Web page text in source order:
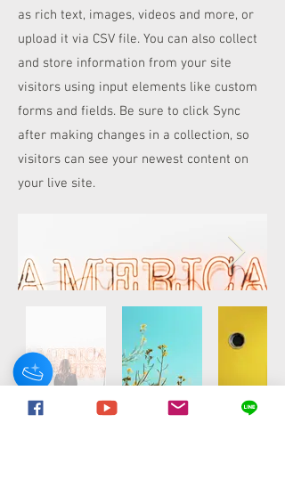
as rich text, images, videos and more, or
upload it via CSV file. You can also collect
and store information from your site
visitors using input elements like custom
forms and fields. Be sure to click Sync
after making changes in a collection, so
visitors can see your newest content on
your live site.